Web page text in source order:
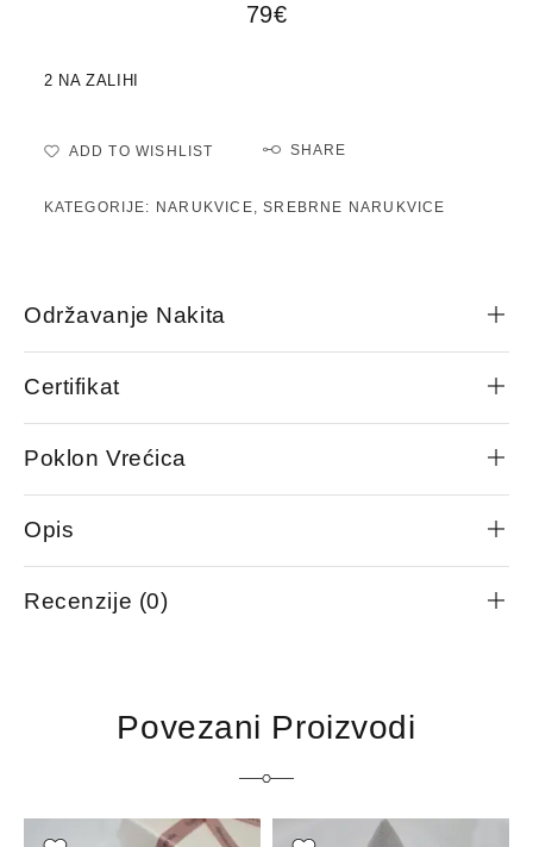
79€
2 NA ZALIHI
ADD TO WISHLIST SHARE
KATEGORIJE: NARUKVICE,SREBRNE NARUKVICE
Održavanje Nakita
Certifikat
Poklon Vrećica
Opis
Recenzije (0)
Povezani Proizvodi